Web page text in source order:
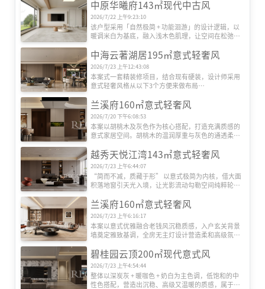
人文滋养，诗意栖居：将东方美学、艺术收藏融入空
间，使其不仅是居所，更是精神容器。吊顶中也巧妙
的结合“天圆地方”的哲学思考。
自然静奢，身心热爱：更强调宁静、治愈的氛围。运
用微水泥、木质等营造包裹感，色彩更统一柔和，身
中原华曦府143㎡现代中古风
2026/7/22 上午9:23:10
该户型采用「自然极简 + 功能洄游」的设计逻辑，以
暖调米白为基底，融入浅木色肌理，让空间在松弛感
氛围灯带，实现收纳与仪式感的平衡；客餐厨采用
LDK 一体化布局，弧形吊顶与线性灯弱化边界，餐厅
兼作社交与操作界面，玻璃移门可灵活切换开放 / 封
闭模式。
中海云著湖居195㎡意式轻奢风
2026/7/23 上午12:43:08
本案式一套精装修项目，结合现有硬装，设计师采用
意式轻奢风格从以下3个方便来做布局
让空间通透感、开阔感翻倍。
材质质感：暖棕木饰面 + 金属（茶几 / 吊灯 / 柜框）+
光亮石材地面 + 局部大理石纹理，多重材质叠加出高
级轻奢感。
采光与视野：超大落地窗 + 柔纱帘，既引入充足自然
空间氛围感。
兰溪府160㎡意式轻奢风
2026/7/20 下午6:08:53
本案以胡桃木及灰色作为核心搭配，打造充满质感的
意式家居空间。胡桃木的温润厚重与灰色的通透柔和
的永恒美学。
越秀天悦江湾143㎡意式轻奢风
2026/7/23 上午6:44:07
“简而不减，质藏于形” 以意式极简为内核，借大面
积落地窗引天光入境，让光影流动勾勒空间纯粹轮
空间上以利落直线划分功能场域，隐形收纳系统消融
冗余，浅灰基底交织原木肌理与哑光岩板，金属饰条
作点睛之笔，摒弃繁复装饰，于材质本真与比例平衡
中传递静谧质感，既契合现代起居的实用诉求，更彰
显克制而高阶的居住美学。
兰溪府160㎡意式轻奢风
2026/7/23 上午6:16:17
本案以意式优雅融合老钱风沉稳质感，入户玄关背景
墙奠定雅致基调，全房无主灯设计营造柔和高级氛
碧桂园云顶200㎡现代意式风
2026/7/23 上午4:54:44
整体以深炭灰 + 暖咖色 + 奶白为主色调，低饱和的中
性色搭配，营造出沉稳、高级又温暖的质感，属于现